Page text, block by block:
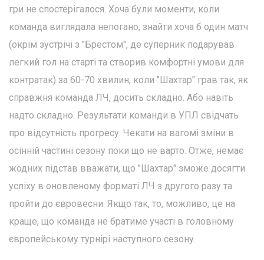
гри не спостерігалося. Хоча були моменти, коли
команда виглядала непогано, знайти хоча б один матч
(окрім зустрічі з "Брестом", де суперник подарував
легкий гол на старті та створив комфортні умови для
контратак) за 60-70 хвилин, коли "Шахтар" грав так, як
справжня команда ЛЧ, досить складно. Або навіть
надто складно. Результати команди в УПЛ свідчать
про відсутність прогресу. Чекати на вагомі зміни в
осінній частині сезону поки що не варто. Отже, немає
жодних підстав вважати, що "Шахтар" зможе досягти
успіху в оновленому форматі ЛЧ з другого разу та
пройти до євровесни. Якщо так, то, можливо, це на
краще, що команда не братиме участі в головному
європейському турнірі наступного сезону.